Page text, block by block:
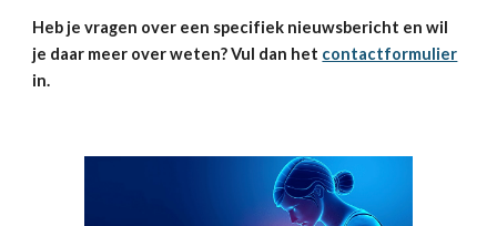
Heb je vragen over een specifiek nieuwsbericht en wil
je daar meer over weten? Vul dan het contactformulier
in.